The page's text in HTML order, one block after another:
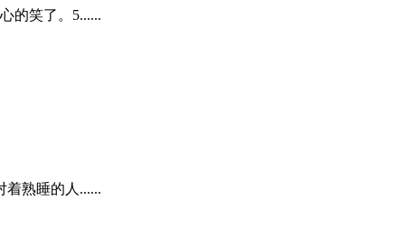
的笑了。5......
着熟睡的人......